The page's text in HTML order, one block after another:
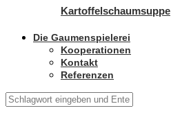
Kartoffelschaumsuppe
Die Gaumenspielerei
Kooperationen
Kontakt
Referenzen